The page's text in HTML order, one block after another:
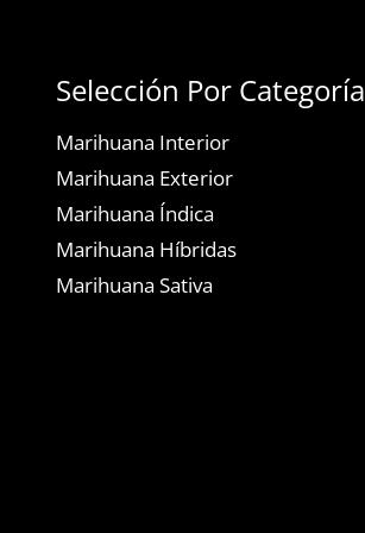
Selección Por Categoría
Marihuana Interior
Marihuana Exterior
Marihuana Índica
Marihuana Híbridas
Marihuana Sativa